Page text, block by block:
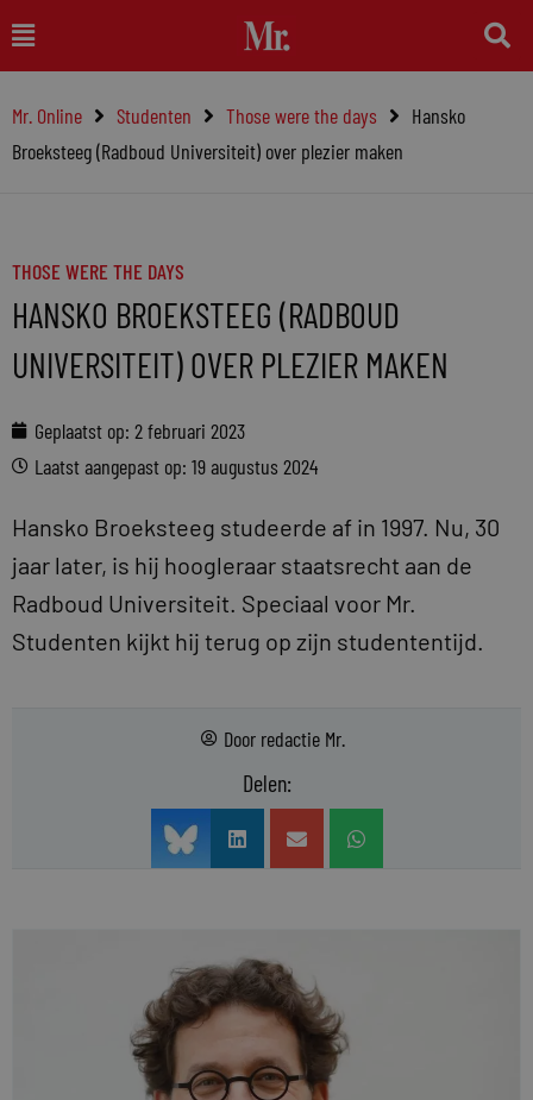
naar
inhoud
Main
Menu
Mr. Online Studenten Those were the days
Hansko
Broeksteeg (Radboud Universiteit) over plezier maken
THOSE WERE THE DAYS
HANSKO BROEKSTEEG (RADBOUD
UNIVERSITEIT) OVER PLEZIER MAKEN
Geplaatst op: 2 februari 2023
Laatst aangepast op: 19 augustus 2024
Hansko Broeksteeg studeerde af in 1997. Nu, 30
jaar later, is hij hoogleraar staatsrecht aan de
Radboud Universiteit. Speciaal voor Mr.
Studenten kijkt hij terug op zijn studententijd.
Door redactie Mr.
Delen: